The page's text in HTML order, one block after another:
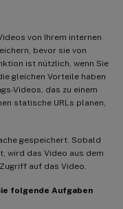
von Ihrem internen
bevor sie von
ist nützlich, wenn Sie
gleichen Vorteile haben
Videos, das zu einem
statische URLs planen,
gespeichert. Sobald
wird das Video aus dem
auf das Video.
folgende Aufgaben